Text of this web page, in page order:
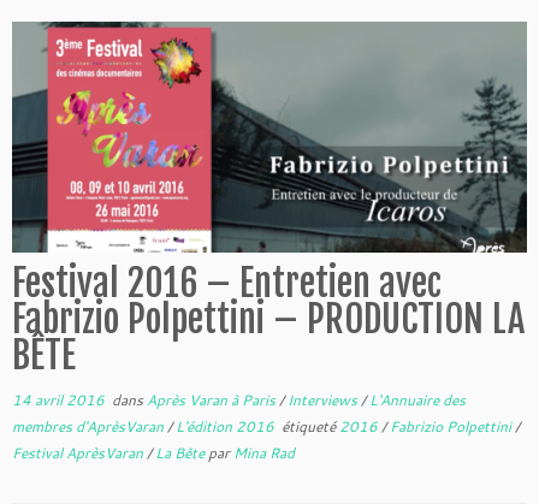
Festival 2016 – Entretien avec
Fabrizio Polpettini – PRODUCTION LA
BÊTE
14 avril 2016 dans Après Varan à Paris/Interviews/L'Annuaire des
membres d'AprèsVaran/L'édition 2016 étiqueté2016/Fabrizio Polpettini/
Festival AprèsVaran/La BêteparMina Rad